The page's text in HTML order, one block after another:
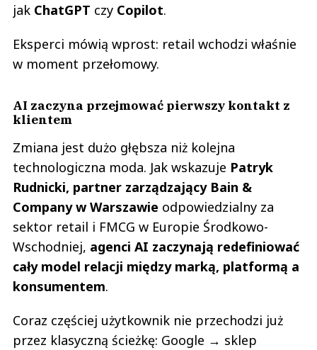
jak ChatGPT czy Copilot.
Eksperci mówią wprost: retail wchodzi właśnie
w moment przełomowy.
AI zaczyna przejmować pierwszy kontakt z
klientem
Zmiana jest dużo głębsza niż kolejna
technologiczna moda. Jak wskazuje Patryk
Rudnicki, partner zarządzający Bain &
Company w Warszawie odpowiedzialny za
sektor retail i FMCG w Europie Środkowo-
Wschodniej, agenci AI zaczynają redefiniować
cały model relacji między marką, platformą a
konsumentem.
Coraz częściej użytkownik nie przechodzi już
przez klasyczną ścieżkę: Google → sklep